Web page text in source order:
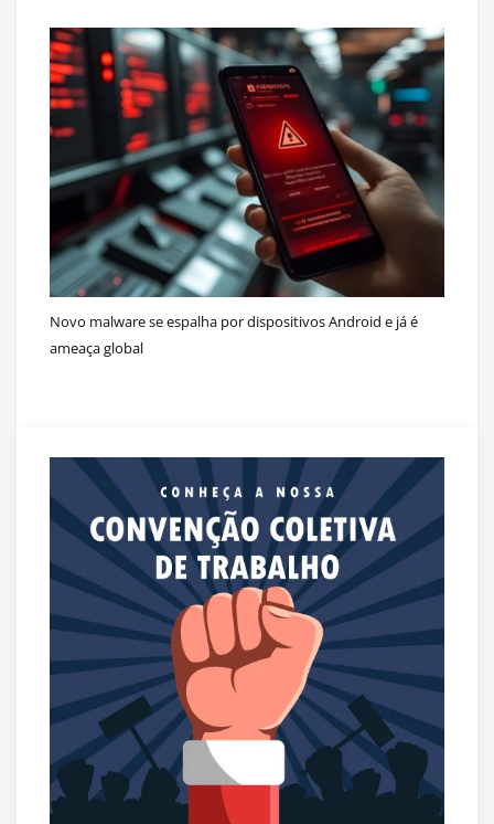
Novo malware se espalha por dispositivos Android e já é
ameaça global